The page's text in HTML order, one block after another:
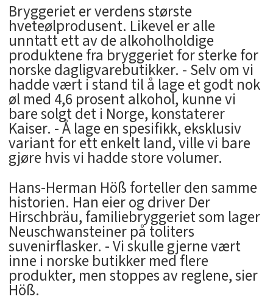
Bryggeriet er verdens største
hveteølprodusent. Likevel er alle
unntatt ett av de alkoholholdige
produktene fra bryggeriet for sterke for
norske dagligvarebutikker. - Selv om vi
hadde vært i stand til å lage et godt nok
øl med 4,6 prosent alkohol, kunne vi
bare solgt det i Norge, konstaterer
Kaiser. - Å lage en spesifikk, eksklusiv
variant for ett enkelt land, ville vi bare
gjøre hvis vi hadde store volumer.
Hans-Herman Höß forteller den samme
historien. Han eier og driver Der
Hirschbräu, familiebryggeriet som lager
Neuschwansteiner på toliters
suvenirflasker. - Vi skulle gjerne vært
inne i norske butikker med flere
produkter, men stoppes av reglene, sier
Höß.